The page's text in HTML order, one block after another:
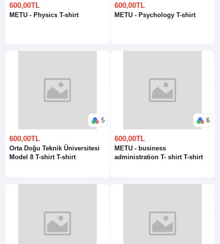
600,00TL
METU - Physics T-shirt
600,00TL
METU - Psychology T-shirt
5
600,00TL
Orta Doğu Teknik Üniversitesi
Model 8 T-shirt T-shirt
6
600,00TL
METU - business
administration T- shirt T-shirt